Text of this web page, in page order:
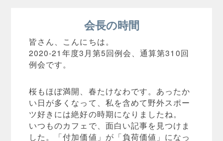
会長の時間
皆さん、こんにちは。
2020-21年度3月第5回例会、通算第310回
例会です。
桜もほぼ満開、春たけなわです。あったか
い日が多くなって、私を含めて野外スポー
ツ好きには絶好の時期になりましたね。
いつものカフェで、面白い記事を見つけま
した。「付加価値」が「負荷価値」になっ